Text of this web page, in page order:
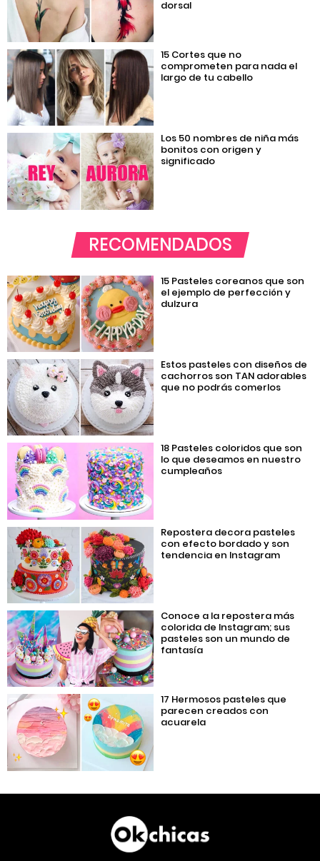
dorsal
15 Cortes que no
comprometen para nada el
largo de tu cabello
Los 50 nombres de niña más
bonitos con origen y
significado
RECOMENDADOS
15 Pasteles coreanos que son
el ejemplo de perfección y
dulzura
Estos pasteles con diseños de
cachorros son TAN adorables
que no podrás comerlos
18 Pasteles coloridos que son
lo que deseamos en nuestro
cumpleaños
Repostera decora pasteles
con efecto bordado y son
tendencia en Instagram
Conoce a la repostera más
colorida de Instagram; sus
pasteles son un mundo de
fantasía
17 Hermosos pasteles que
parecen creados con
acuarela